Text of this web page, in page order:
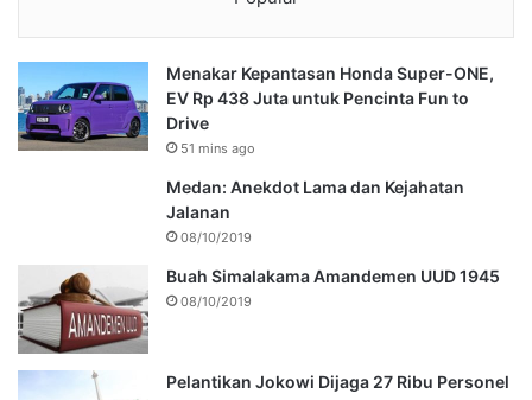
Menakar Kepantasan Honda Super-ONE,
EV Rp 438 Juta untuk Pencinta Fun to
Drive
51 mins ago
Medan: Anekdot Lama dan Kejahatan
Jalanan
08/10/2019
Buah Simalakama Amandemen UUD 1945
08/10/2019
Pelantikan Jokowi Dijaga 27 Ribu Personel